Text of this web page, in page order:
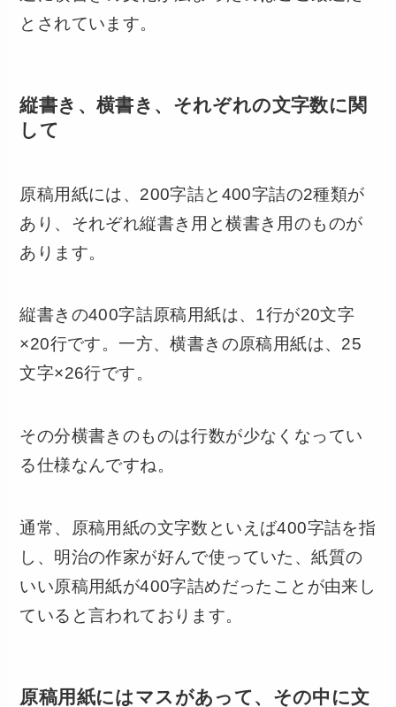
とされています。
縦書き、横書き、それぞれの文字数に関
して
原稿用紙には、200字詰と400字詰の2種類が
あり、それぞれ縦書き用と横書き用のものが
あります。
縦書きの400字詰原稿用紙は、1行が20文字
×20行です。一方、横書きの原稿用紙は、25
文字×26行です。
その分横書きのものは行数が少なくなってい
る仕様なんですね。
通常、原稿用紙の文字数といえば400字詰を指
し、明治の作家が好んで使っていた、紙質の
いい原稿用紙が400字詰めだったことが由来し
ていると言われております。
原稿用紙にはマスがあって、その中に文